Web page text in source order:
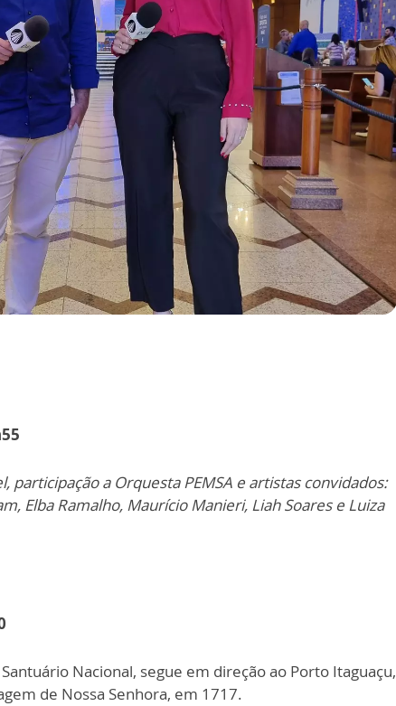
participação a Orquesta PEMSA e artistas convidados:
Elba Ramalho, Maurício Manieri, Liah Soares e Luiza
Nacional, segue em direção ao Porto Itaguaçu,
de Nossa Senhora, em 1717.